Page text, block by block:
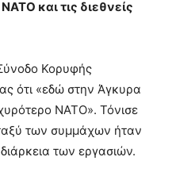
και τις διεθνείς
Κορυφής
ότι «εδώ στην Άγκυρα
ΝΑΤΟ». Τόνισε
των συμμάχων ήταν
των εργασιών.